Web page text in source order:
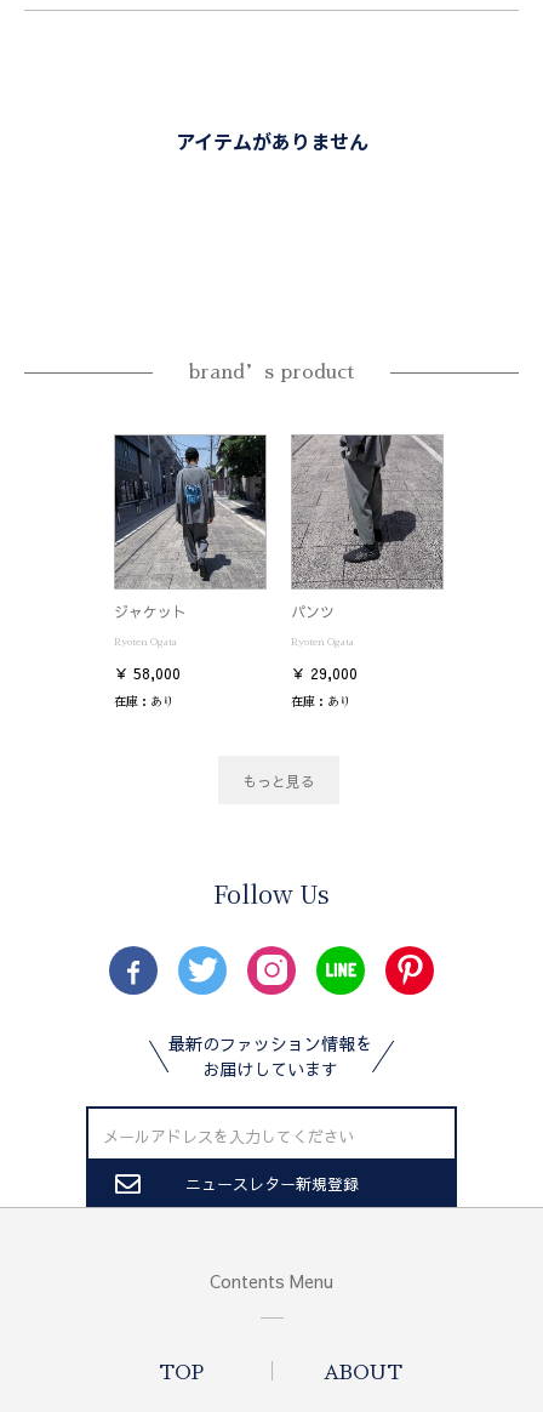
アイテムがありません
brand’s product
ジャケット
Ryoten Ogata
￥ 58,000
在庫： あり
パンツ
Ryoten Ogata
￥ 29,000
在庫： あり
もっと見る
Follow Us
最新のファッション情報を
お届けしています
Contents Menu
TOP ABOUT